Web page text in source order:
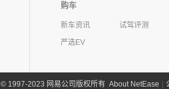
购车
新车资讯
试驾评测
严选EV
©1997-2023 网易公司版权所有 About NetEase